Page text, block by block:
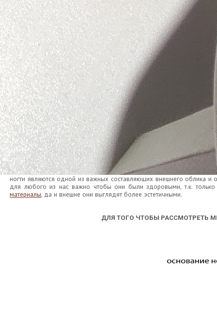
ногти являются одной из важных составляющих внешнего облика и
для любого из нас важно чтобы они были здоровыми, т.к.
материалы, да и внешне они выглядят более эстетичными.
ДЛЯ ТОГО ЧТОБЫ РАССМОТРЕТЬ